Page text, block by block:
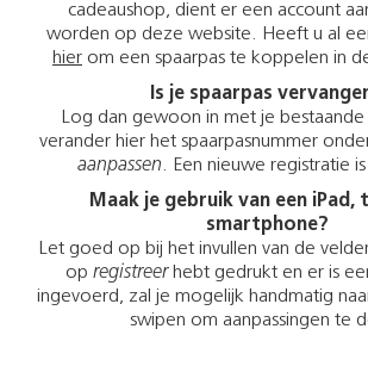
cadeaushop, dient er een account
worden op deze website. Heeft u al
hier om een spaarpas te koppelen in
Is je spaarpas
Log dan gewoon in met je bestaande
verander hier het spaarpasnummer
aanpassen. Een nieuwe registratie
Maak je gebruik van een
smartphone?
Let goed op bij het invullen van de
op registreerhebt gedrukt en er is
ingevoerd, zal je mogelijk handmatig
swipen om aanpassingen te